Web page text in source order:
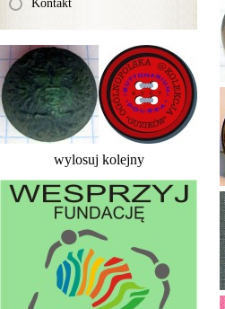
Kontakt
wylosuj kolejny